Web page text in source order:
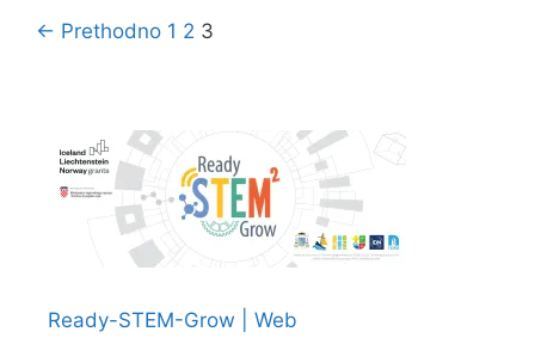
Navigacija
← Prethodno 1 2 3
Ready-STEM-Grow | Web